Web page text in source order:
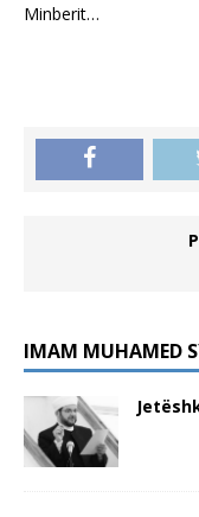
Minberit…
IMAM MUHAMED